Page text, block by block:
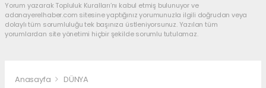
Yorum yazarak Topluluk Kuralları’nı kabul etmiş bulunuyor ve
adanayerelhaber.com sitesine yaptığınız yorumunuzla ilgili doğrudan veya
dolaylı tüm sorumluluğu tek başınıza üstleniyorsunuz. Yazılan tüm
yorumlardan site yönetimi hiçbir şekilde sorumlu tutulamaz.
Anasayfa DÜNYA